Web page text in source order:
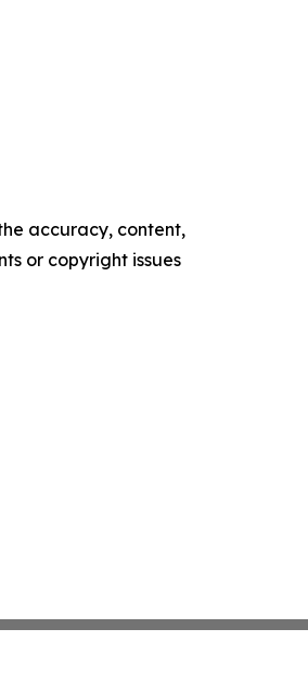
accuracy, content,
or copyright issues